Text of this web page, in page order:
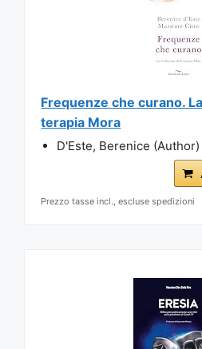
Frequenze che curano.
terapia Mora
D'Este, Berenice (Author)
Prezzo tasse incl., escluse spedizioni